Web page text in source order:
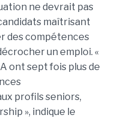
ne devrait pas
maîtrisant
des compétences
un emploi. «
ont sept fois plus de
profils seniors,
», indique le